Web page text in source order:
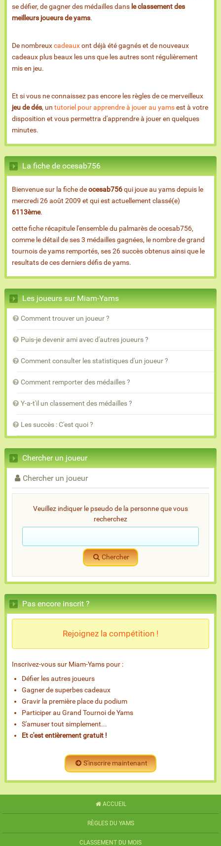
se défier, de gagner des médailles dans le classement des
meilleurs joueurs de yams.
De nombreuxcadeauxont déjà été gagnés et de nouveaux
cadeaux plus beaux les uns que les autres sont régulièrement
mis en jeu.
Et si vous ne connaissez pas encore les règles de ce merveilleux
jeu de dés, un tutoriel pour apprendre à jouer au yamsest à votre
disposition et vous permettra d'apprendre à jouer en quelques
minutes.
La fiche de ocesab756
Bienvenue sur la fiche deocesab756qui joue au yams depuis le
mercredi 26 août 2009 et qui est actuellement classé(e)
6113ème.
cette fiche récapitule l'ensemble du palmarès de ocesab756,
comme le détail de ses 3 médailles gagnées, le nombre de grand
tournois de yams remportés, ses 26 succès obtenus ainsi que le
resultats de ces derniers défis de yams.
Les joueurs sur Miam-Yams
Comment trouver un joueur ?
Puis-je devenir ami avec d'autres joueurs ?
Comment consulter les statistiques d'un joueur ?
Comment remporter des médailles ?
Y-a-t'il un classement des médailles ?
Les succès : C'est quoi ?
Chercher un joueur
Chercher un joueur
Veuillez indiquer le pseudo de la personne que vous
recherchez
Chercher
Pas encore inscrit ?
Rejoignez la compétition !
Inscrivez-vous sur Miam-Yams pour :
Défier les autres joueurs
Gagner de superbes cadeaux
Gravir la première place du podium
Participer au Grand Tournoi de Yams
S'amuser tout simplement...
Et c'est entièrement gratuit !
S'inscrire maintenant
ACCUEIL
RÈGLES DU YAMS
CLASSEMENT DU MOIS